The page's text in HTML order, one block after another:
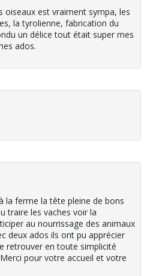
oiseaux est vraiment sympa, les
la tyrolienne, fabrication du
un délice tout était super mes
ados.
la ferme la tête pleine de bons
traire les vaches voir la
au nourrissage des animaux
deux ados ils ont pu apprécier
retrouver en toute simplicité
pour votre accueil et votre